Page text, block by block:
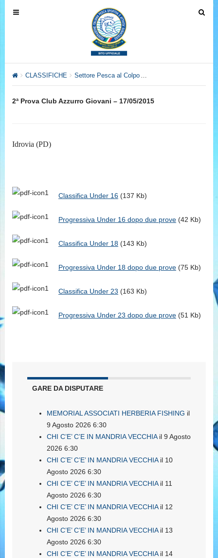
T
v
a
n
T
CLASSIFICHE Settore Pesca al Colpo
2ª Prova Club Azzurro Giovani – 17/05/2015
Idrovia (PD)
Classifica Under 16 (137 Kb)
Progressiva Under 16 dopo due prove (42 Kb)
Classifica Under 18 (143 Kb)
Progressiva Under 18 dopo due prove (75 Kb)
Classifica Under 23 (163 Kb)
Progressiva Under 23 dopo due prove (51 Kb)
GARE DA DISPUTARE
MEMORIAL ASSOCIATI HERBERIA FISHING il
9 Agosto 2026 6:30
CHI C’E’ C’E IN MANDRIA VECCHIAil 9 Agosto
2026 6:30
CHI C’E’ C’E’ IN MANDRIA VECCHIAil 10
Agosto 2026 6:30
CHI C’E’ C’E’ IN MANDRIA VECCHIAil 11
Agosto 2026 6:30
CHI C’E’ C’E’ IN MANDRIA VECCHIAil 12
Agosto 2026 6:30
CHI C’E’ C’E’ IN MANDRIA VECCHIAil 13
Agosto 2026 6:30
CHI C’E’ C’E’ IN MANDRIA VECCHIAil 14